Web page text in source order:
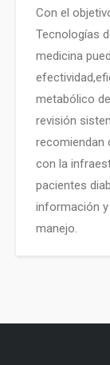
Con el
Tecnologías
medicina
metabólico
revisión
recomiendan
con la
pacientes
información
manejo.